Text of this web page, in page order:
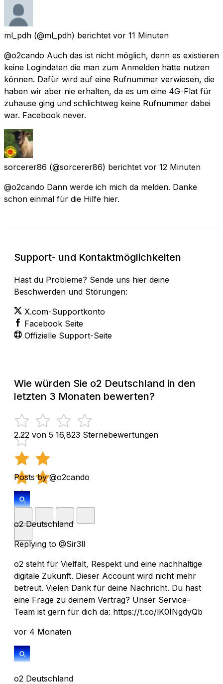
ml_pdh (@ml_pdh) berichtet vor 11 Minuten
@o2cando Auch das ist nicht möglich, denn es existieren
keine Logindaten die man zum Anmelden hätte nutzen
können. Dafür wird auf eine Rufnummer verwiesen, die
haben wir aber nie erhalten, da es um eine 4G-Flat für
zuhause ging und schlichtweg keine Rufnummer dabei
war. Facebook never.
sorcerer86 (@sorcerer86) berichtet vor 12 Minuten
@o2cando Dann werde ich mich da melden. Danke
schon einmal für die Hilfe hier.
Support- und Kontaktmöglichkeiten
Hast du Probleme? Sende uns hier deine
Beschwerden und Störungen:
X.com-Supportkonto
Facebook Seite
Offizielle Support-Seite
Wie würden Sie o2 Deutschland in den
letzten 3 Monaten bewerten?
2.22 von 5 16,823 Sternebewertungen
Posts by @o2cando
o2 Deutschland
Replying to @Sir3ll
o2 steht für Vielfalt, Respekt und eine nachhaltige
digitale Zukunft. Dieser Account wird nicht mehr
betreut. Vielen Dank für deine Nachricht. Du hast
eine Frage zu deinem Vertrag? Unser Service-
Team ist gern für dich da: https://t.co/lK0INgdyQb
vor 4 Monaten
o2 Deutschland